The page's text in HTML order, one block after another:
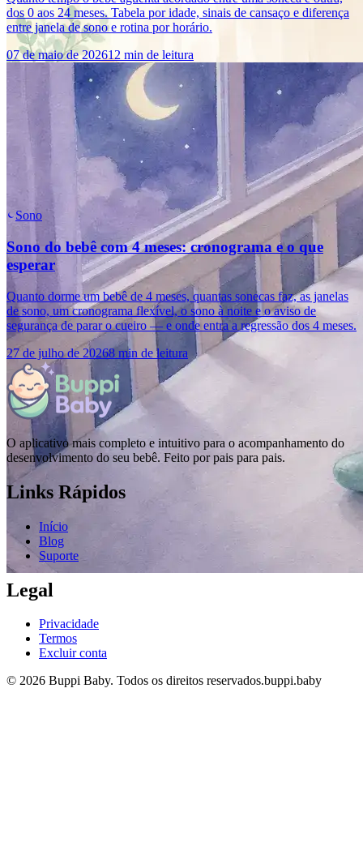
dos 0 aos 24 meses. Tabela por idade, sinais de cansaço e diferença
entre janela de sono e rotina por horário.
07 de maio de 202612 min de leitura
Sono
Sono do bebê com 4 meses: cronograma e o que
esperar
Quanto dorme um bebê de 4 meses, quantas sonecas faz, as janelas
de sono, um cronograma flexível, o sono à noite e o aviso de
segurança de parar o cueiro — e onde entra a regressão dos 4 meses.
27 de julho de 20268 min de leitura
O aplicativo mais completo e intuitivo para o acompanhamento do
desenvolvimento do seu bebê. Feito por pais para pais.
Links Rápidos
Início
Blog
Suporte
Legal
Privacidade
Termos
Excluir conta
© 2026 Buppi Baby. Todos os direitos reservados.buppi.baby